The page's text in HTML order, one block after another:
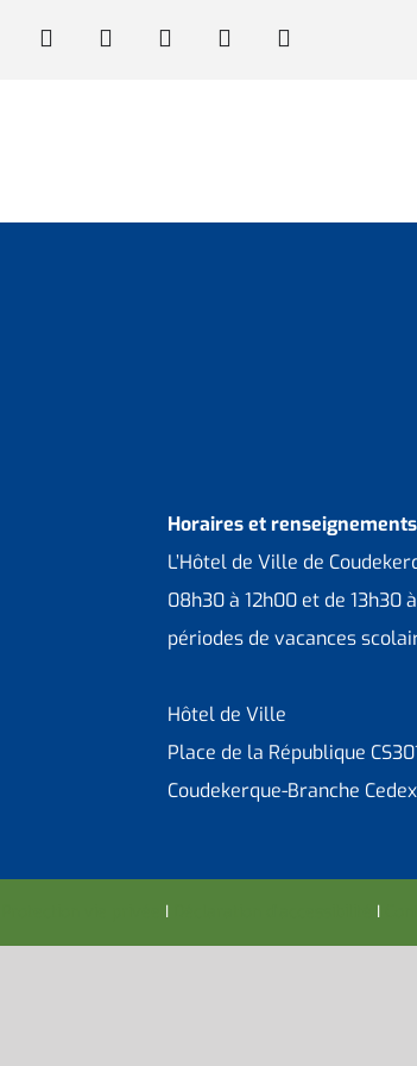
Horaires et
L’Hôtel de Ville de
08h30 à 12h00 et de 13h30
périodes de vacances
Hôtel de Ville
Place de la République
Coudekerque-Branche
I I